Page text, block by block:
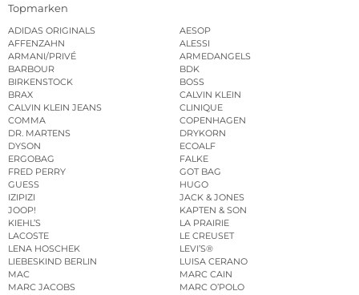
Topmarken
ADIDAS ORIGINALS
AESOP
AFFENZAHN
ALESSI
ARMANI/PRIVÉ
ARMEDANGELS
BARBOUR
BDK
BIRKENSTOCK
BOSS
BRAX
CALVIN KLEIN
CALVIN KLEIN JEANS
CLINIQUE
COMMA
COPENHAGEN
DR. MARTENS
DRYKORN
DYSON
ECOALF
ERGOBAG
FALKE
FRED PERRY
GOT BAG
GUESS
HUGO
IZIPIZI
JACK & JONES
JOOP!
KAPTEN & SON
KIEHL’S
LA PRAIRIE
LACOSTE
LE CREUSET
LENA HOSCHEK
LEVI’S®
LIEBESKIND BERLIN
LUISA CERANO
MAC
MARC CAIN
MARC JACOBS
MARC O’POLO